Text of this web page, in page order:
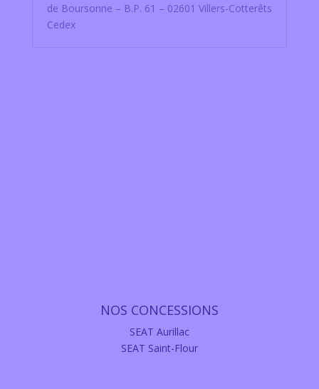
de Boursonne – B.P. 61 – 02601 Villers-Cotterêts
Cedex
NOS CONCESSIONS
SEAT Aurillac
SEAT Saint-Flour